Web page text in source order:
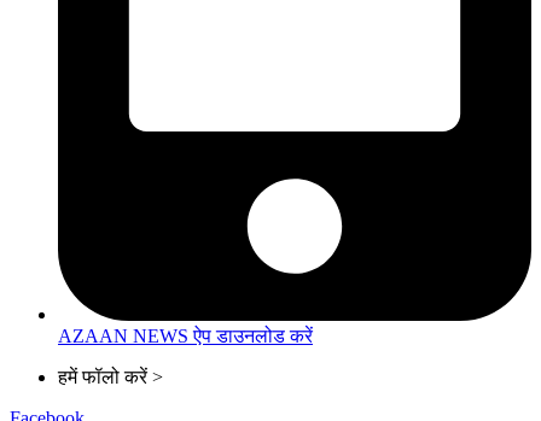
AZAAN NEWS ऐप डाउनलोड करें
हमें फॉलो करें >